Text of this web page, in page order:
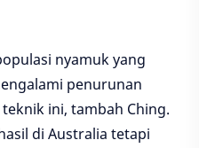
nyamuk yang
penurunan
ini, tambah Ching.
di Australia tetapi